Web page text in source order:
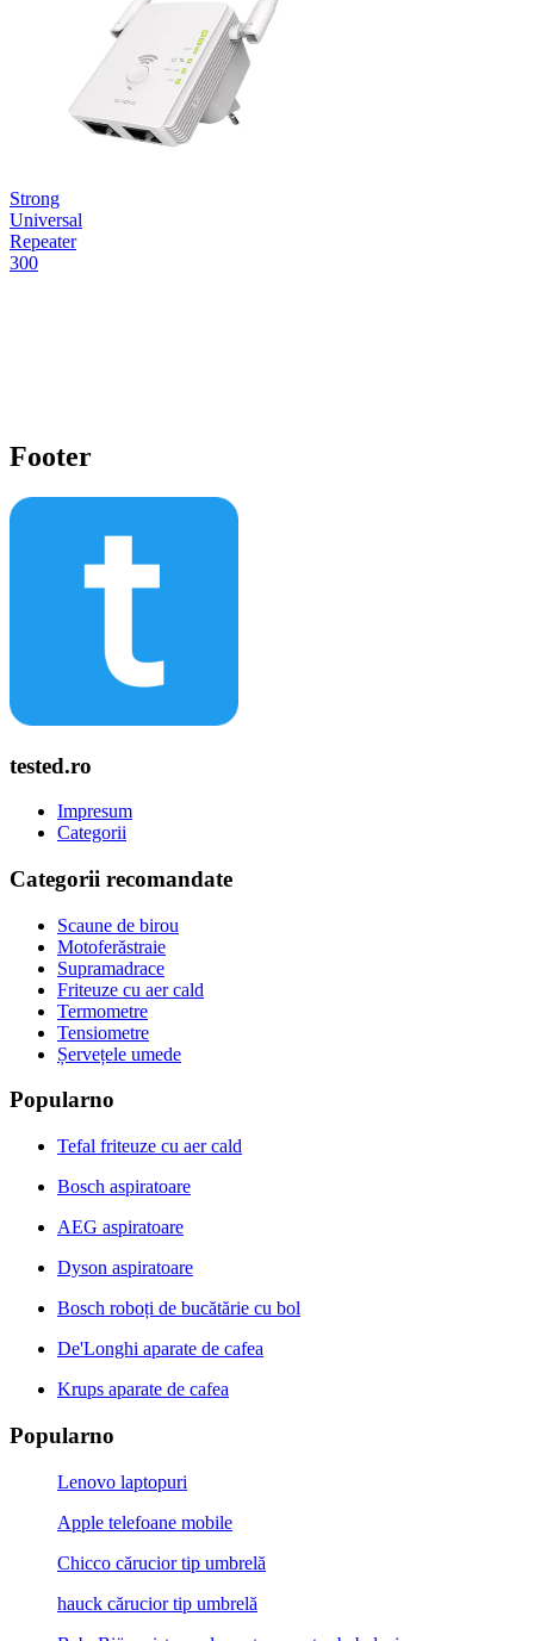
Strong
Universal
Repeater
300
Footer
tested.ro
Impresum
Categorii
Categorii recomandate
Scaune de birou
Motoferăstraie
Supramadrace
Friteuze cu aer cald
Termometre
Tensiometre
Șervețele umede
Popularno
Tefal friteuze cu aer cald
Bosch aspiratoare
AEG aspiratoare
Dyson aspiratoare
Bosch roboți de bucătărie cu bol
De'Longhi aparate de cafea
Krups aparate de cafea
Popularno
Lenovo laptopuri
Apple telefoane mobile
Chicco cărucior tip umbrelă
hauck cărucior tip umbrelă